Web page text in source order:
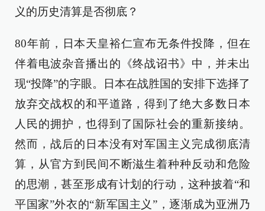
义的历史清算是否彻底？
80年前，日本天皇裕仁宣布无条件投降，但在
伴着电波杂音播出的《终战诏书》中，并未出
现“投降”的字眼。日本在战胜国的安排下选择了
放弃交战权的和平道路，得到了绝大多数日本
人民的拥护，也得到了国际社会的重新接纳。
然而，战后的日本没有对军国主义完成彻底清
算，从官方到民间不断滋生着种种反动和危险
的思潮，甚至形成有计划的行动，这种披着“和
平国家”外衣的“新军国主义”，逐渐成为亚洲乃